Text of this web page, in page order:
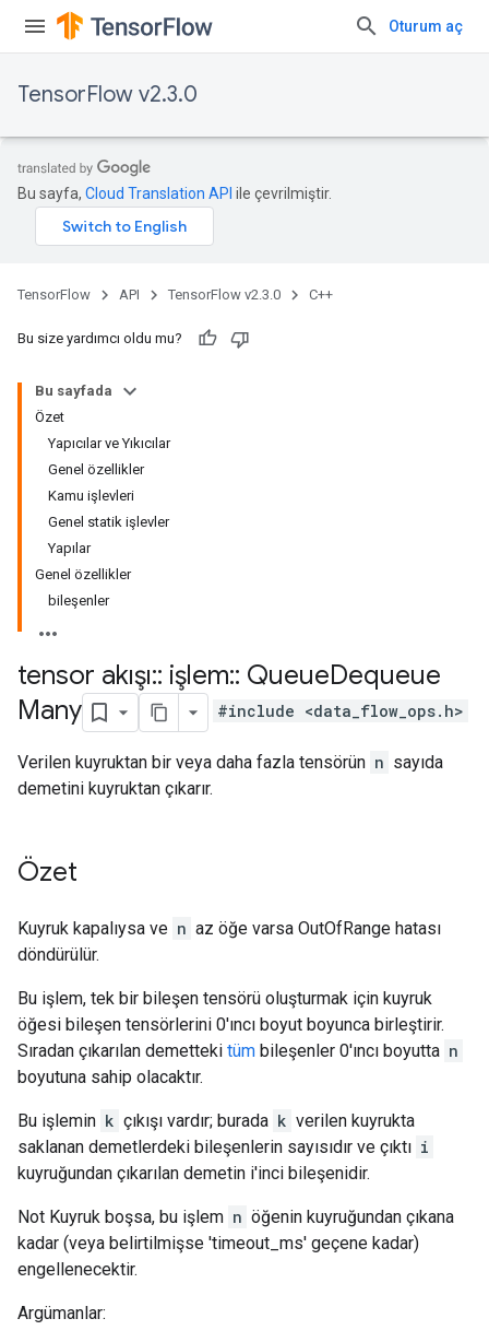
Oturum aç
TensorFlow v2.3.0
Bu sayfa, Cloud Translation API ile çevrilmiştir.
TensorFlow API TensorFlow v2.3.0 C++
Bu size yardımcı oldu mu?
Bu sayfada
Özet
Yapıcılar ve Yıkıcılar
Genel özellikler
Kamu işlevleri
Genel statik işlevler
Yapılar
Genel özellikler
bileşenler
tensor akışı:: işlem:: QueueDequeue
Many
#include <data_flow_ops.h>
Verilen kuyruktan bir veya daha fazla tensörün n sayıda
demetini kuyruktan çıkarır.
Özet
Kuyruk kapalıysa ve n az öğe varsa OutOfRange hatası
döndürülür.
Bu işlem, tek bir bileşen tensörü oluşturmak için kuyruk
öğesi bileşen tensörlerini 0'ıncı boyut boyunca birleştirir.
Sıradan çıkarılan demetteki tüm bileşenler 0'ıncı boyutta n
boyutuna sahip olacaktır.
Bu işlemin k çıkışı vardır; burada k verilen kuyrukta
saklanan demetlerdeki bileşenlerin sayısıdır ve çıktı i
kuyruğundan çıkarılan demetin i'inci bileşenidir.
Not Kuyruk boşsa, bu işlem n öğenin kuyruğundan çıkana
kadar (veya belirtilmişse 'timeout_ms' geçene kadar)
engellenecektir.
Argümanlar: